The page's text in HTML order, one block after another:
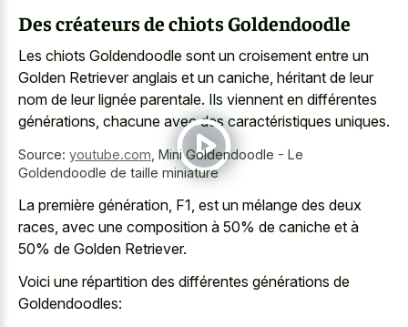
Des créateurs de chiots Goldendoodle
Les chiots Goldendoodle sont un croisement entre un
Golden Retriever anglais et un caniche, héritant de leur
nom de leur lignée parentale. Ils viennent en différentes
générations, chacune avec des caractéristiques uniques.
Source: youtube.com Mini Goldendoodle - Le
Goldendoodle de taille miniature
La première génération, F1, est un mélange des deux
races, avec une composition à 50% de caniche et à
50% de Golden Retriever.
Voici une répartition des différentes générations de
Goldendoodles: